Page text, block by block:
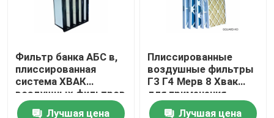
Фильтр банка АБС в,
плиссированная
система ХВАК
воздушных фильтров
ХЭПА с пластиковой
Лучшая цена
Плиссированные
воздушные фильтры
Г3 Г4 Мерв 8 Хвак
для применения
промышленных/
Лучшая цена